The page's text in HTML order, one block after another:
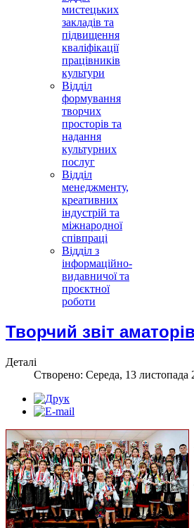
мистецьких
закладів та
підвищення
кваліфікації
працівників
культури
Відділ
формування
творчих
просторів та
надання
культурних
послуг
Відділ
менеджменту,
креативних
індустрій та
міжнародної
співпраці
Відділ з
інформаційно-
видавничої та
проєктної
роботи
Творчий звіт
Деталі
Створено: Середа, 13 листопада